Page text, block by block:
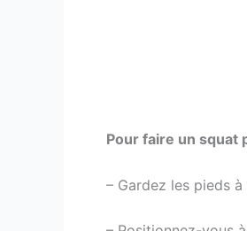
Pour faire un squat
– Gardez les pieds